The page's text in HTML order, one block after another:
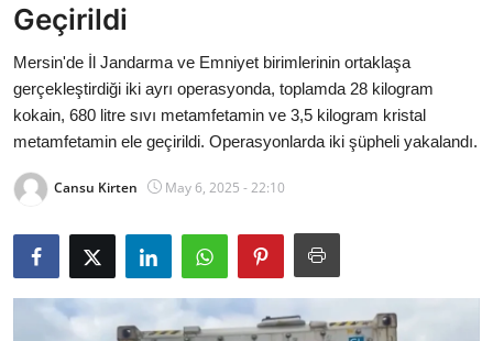
Mülki İdare
Toplum ve Yaşam
Sivil Toplum Kuruluşları
Kamu Kurumları ve Üst Kurullar
Resmi Reklamlar
Geçirildi
Mersin'de İl Jandarma ve Emniyet birimlerinin ortaklaşa
gerçekleştirdiği iki ayrı operasyonda, toplamda 28 kilogram
kokain, 680 litre sıvı metamfetamin ve 3,5 kilogram kristal
metamfetamin ele geçirildi. Operasyonlarda iki şüpheli yakalandı.
Cansu Kirten May 6, 2025 - 22:10